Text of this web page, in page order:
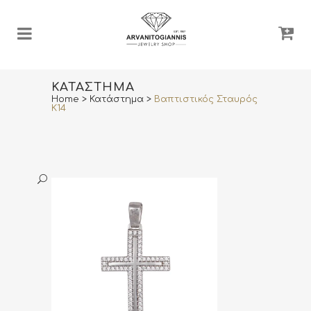
ΚΑΤΆΣΤΗΜΑ
Home > Κατάστημα > Βαπτιστικός Σταυρός
Κ14